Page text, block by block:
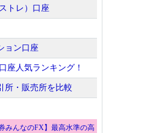
トレ）口座
ョン口座
座人気ランキング！
所・販売所を比較
みんなのFX】最高水準の高